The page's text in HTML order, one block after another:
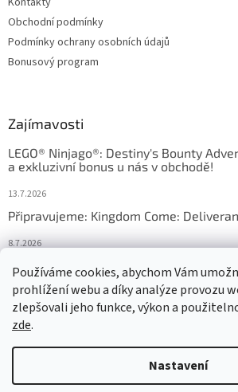
Používáme cookies, abychom Vám
prohlížení webu a díky analýze provozu
zlepšovali jeho funkce, výkon a
zde.
Nastavení
Obchodní podmínky
Podmínky ochrany osobních údajů
Bonusový program
Zajímavosti
LEGO® Ninjago®: Destiny's Bounty
a exkluzivní bonus u nás v obchodě!
13.7.2026
Připravujeme: Kingdom Come:
8.7.2026
Nejlepší deskové hry: výběr, který frčí v
18.6.2026